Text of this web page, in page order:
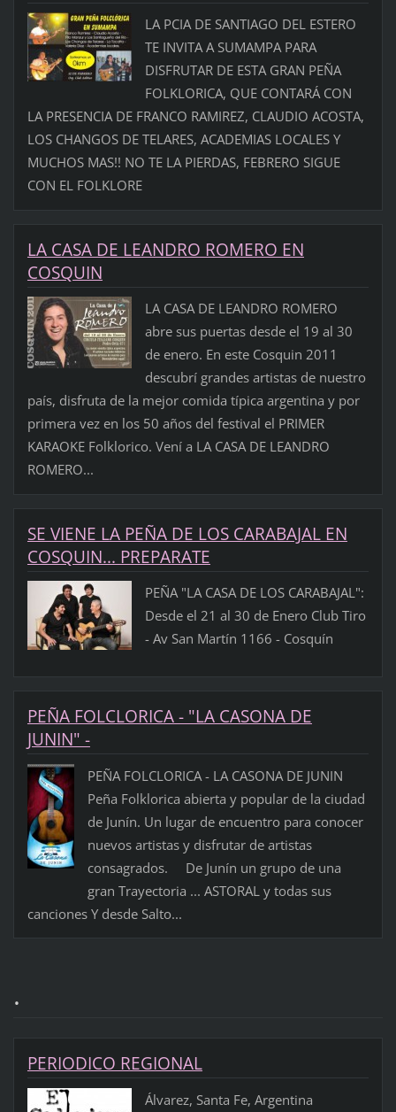
LA PCIA DE SANTIAGO DEL ESTERO
TE INVITA A SUMAMPA PARA
DISFRUTAR DE ESTA GRAN PEÑA
FOLKLORICA, QUE CONTARÁ CON
LA PRESENCIA DE FRANCO RAMIREZ, CLAUDIO ACOSTA,
LOS CHANGOS DE TELARES, ACADEMIAS LOCALES Y
MUCHOS MAS!! NO TE LA PIERDAS, FEBRERO SIGUE
CON EL FOLKLORE
LA CASA DE LEANDRO ROMERO EN
COSQUIN
LA CASA DE LEANDRO ROMERO
abre sus puertas desde el 19 al 30
de enero. En este Cosquin 2011
descubrí grandes artistas de nuestro
país, disfruta de la mejor comida típica argentina y por
primera vez en los 50 años del festival el PRIMER
KARAOKE Folklorico. Vení a LA CASA DE LEANDRO
ROMERO...
SE VIENE LA PEÑA DE LOS CARABAJAL EN
COSQUIN... PREPARATE
PEÑA "LA CASA DE LOS CARABAJAL":
Desde el 21 al 30 de Enero Club Tiro
- Av San Martín 1166 - Cosquín
PEÑA FOLCLORICA - "LA CASONA DE
JUNIN" -
PEÑA FOLCLORICA - LA CASONA DE JUNIN
Peña Folklorica abierta y popular de la ciudad
de Junín. Un lugar de encuentro para conocer
nuevos artistas y disfrutar de artistas
consagrados. De Junín un grupo de una
gran Trayectoria ... ASTORAL y todas sus
canciones Y desde Salto...
.
PERIODICO REGIONAL
Álvarez, Santa Fe, Argentina